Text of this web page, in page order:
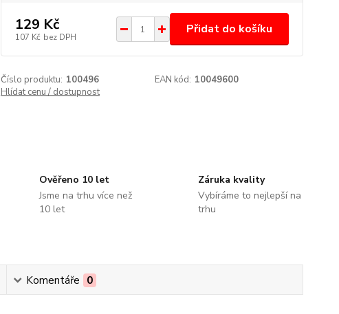
129 Kč
107 Kč bez DPH
Přidat do košíku
Číslo produktu: 100496 EAN kód: 10049600
Hlídat cenu / dostupnost
Ověřeno 10 let
Jsme na trhu více než
10 let
Záruka kvality
Vybíráme to nejlepší na
trhu
Komentáře 0